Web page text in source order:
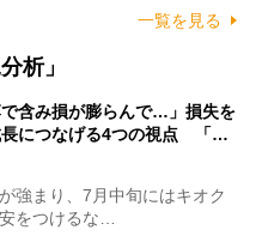
一覧を見る
析」
で含み損が膨らんで…」損失を
長につなげる4つの視点 「…
強まり、7月中旬にはキオク
をつけるな…